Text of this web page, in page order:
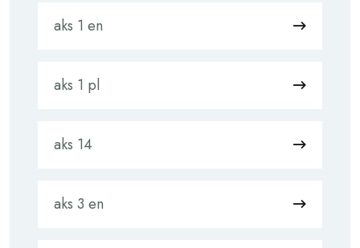
aks 1 en
aks 1 pl
aks 14
aks 3 en